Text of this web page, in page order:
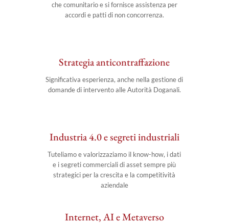
che comunitario e si fornisce assistenza per
accordi e patti di non concorrenza.
Strategia anticontraffazione
Significativa esperienza, anche nella gestione di
domande di intervento alle Autorità Doganali.
Industria 4.0 e segreti industriali
Tuteliamo e valorizzaziamo il know-how, i dati
e i segreti commerciali di asset sempre più
strategici per la crescita e la competitività
aziendale
Internet, AI e Metaverso